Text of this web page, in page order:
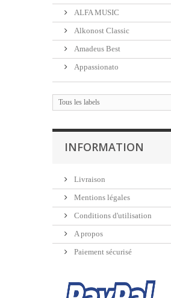
ALFA MUSIC
Alkonost Classic
Amadeus Best
Appassionato
Tous les labels
INFORMATION
Livraison
Mentions légales
Conditions d'utilisation
A propos
Paiement sécurisé